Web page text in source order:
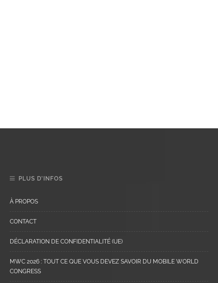
PLUS D’INFOS
À PROPOS
CONTACT
DÉCLARATION DE CONFIDENTIALITÉ (UE)
MWC 2026 : TOUT CE QUE VOUS DEVEZ SAVOIR DU MOBILE WORLD
CONGRESS